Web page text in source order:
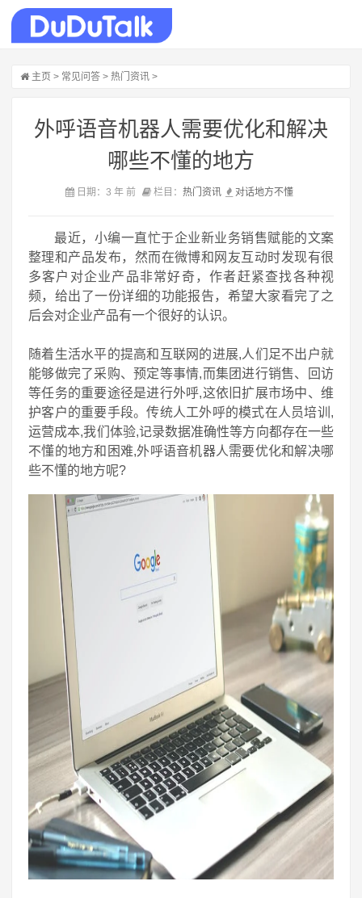
主页 > 常见问答 > 热门资讯 >
外呼语音机器人需要优化和解决
哪些不懂的地方
日期：3 年 前 栏目： 热门资讯 对话地方不懂
最近，小编一直忙于企业新业务销售赋能的文案
整理和产品发布，然而在微博和网友互动时发现有很
多客户对企业产品非常好奇，作者赶紧查找各种视
频，给出了一份详细的功能报告，希望大家看完了之
后会对企业产品有一个很好的认识。
随着生活水平的提高和互联网的进展,人们足不出户就
能够做完了采购、预定等事情,而集团进行销售、回访
等任务的重要途径是进行外呼,这依旧扩展市场中、维
护客户的重要手段。传统人工外呼的模式在人员培训,
运营成本,我们体验,记录数据准确性等方向都存在一些
不懂的地方和困难,外呼语音机器人需要优化和解决哪
些不懂的地方呢?